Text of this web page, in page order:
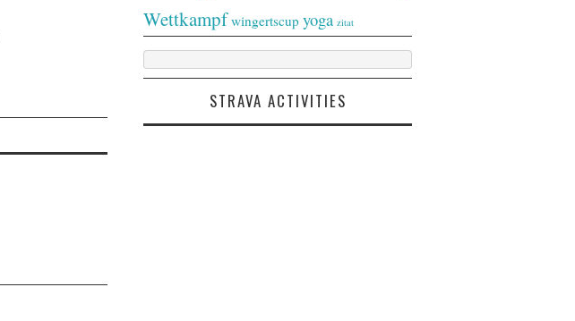
Wettkampf wingertscup yoga zitat
STRAVA ACTIVITIES